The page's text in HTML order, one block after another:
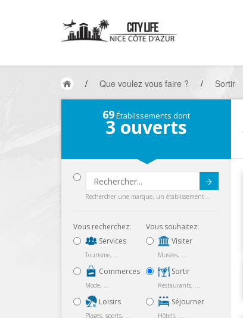
/ Que voulez vous faire ? / Sortir
69Établissements dont
3 ouverts
Rechercher une marque, un établissement...
Vous recherchez:
Services
Tourisme, ...
Commerces
Mode, ...
Loisirs
Plages, sports, ...
Vous souhaitez:
Visiter
Musées, ...
Sortir
Restaurants, ...
Séjourner
Hôtels, ...